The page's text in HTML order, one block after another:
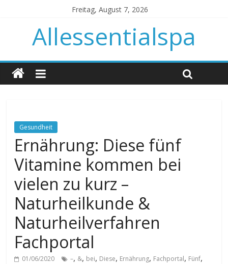
Freitag, August 7, 2026
Allessentialspa
Gesundheit
Ernährung: Diese fünf
Vitamine kommen bei
vielen zu kurz –
Naturheilkunde &
Naturheilverfahren
Fachportal
01/06/2020 –, &, bei, Diese, Ernährung, Fachportal, Fünf,